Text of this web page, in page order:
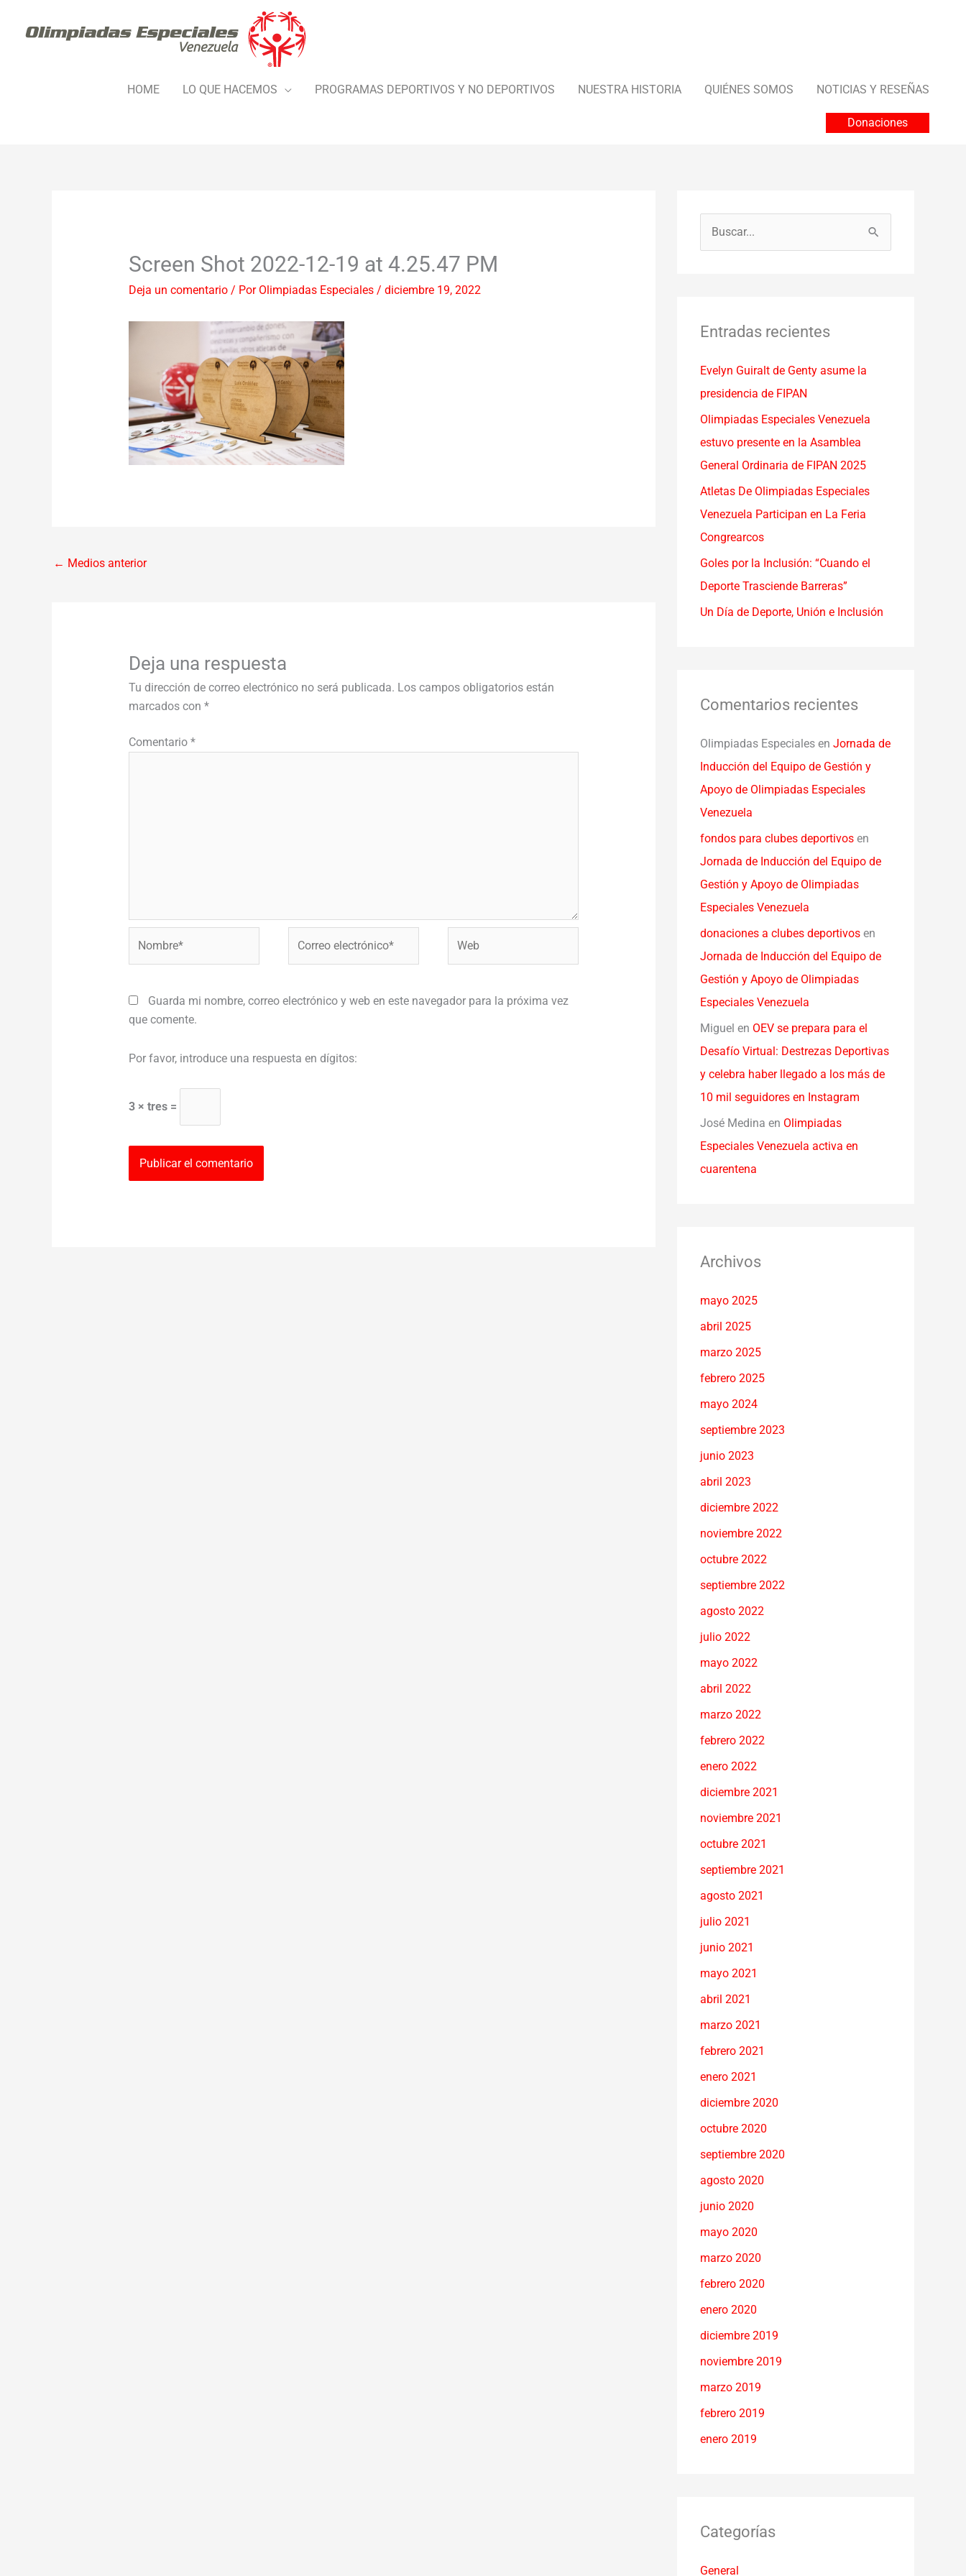
HOME LO QUE HACEMOS PROGRAMAS DEPORTIVOS Y NO DEPORTIVOS NUESTRA HISTORIA QUIÉNES SOMOS NOTICIAS Y RESEÑAS
Donaciones
Screen Shot 2022-12-19 at 4.25.47 PM
Deja un comentario / Por Olimpiadas Especiales / diciembre 19, 2022
← Medios anterior
Deja una respuesta
Tu dirección de correo electrónico no será publicada. Los campos obligatorios están
marcados con *
Comentario *
Guarda mi nombre, correo electrónico y web en este navegador para la próxima vez
que comente.
Por favor, introduce una respuesta en dígitos:
3 × tres =
a
p
o
r
:
Entradas recientes
Evelyn Guiralt de Genty asume la
presidencia de FIPAN
Olimpiadas Especiales Venezuela
estuvo presente en la Asamblea
General Ordinaria de FIPAN 2025
Atletas De Olimpiadas Especiales
Venezuela Participan en La Feria
Congrearcos
Goles por la Inclusión: “Cuando el
Deporte Trasciende Barreras”
Un Día de Deporte, Unión e Inclusión
Comentarios recientes
Olimpiadas Especiales en Jornada de
Inducción del Equipo de Gestión y
Apoyo de Olimpiadas Especiales
Venezuela
fondos para clubes deportivos en
Jornada de Inducción del Equipo de
Gestión y Apoyo de Olimpiadas
Especiales Venezuela
donaciones a clubes deportivos en
Jornada de Inducción del Equipo de
Gestión y Apoyo de Olimpiadas
Especiales Venezuela
Miguel en OEV se prepara para el
Desafío Virtual: Destrezas Deportivas
y celebra haber llegado a los más de
10 mil seguidores en Instagram
José Medina en Olimpiadas
Especiales Venezuela activa en
cuarentena
Archivos
mayo 2025
abril 2025
marzo 2025
febrero 2025
mayo 2024
septiembre 2023
junio 2023
abril 2023
diciembre 2022
noviembre 2022
octubre 2022
septiembre 2022
agosto 2022
julio 2022
mayo 2022
abril 2022
marzo 2022
febrero 2022
enero 2022
diciembre 2021
noviembre 2021
octubre 2021
septiembre 2021
agosto 2021
julio 2021
junio 2021
mayo 2021
abril 2021
marzo 2021
febrero 2021
enero 2021
diciembre 2020
octubre 2020
septiembre 2020
agosto 2020
junio 2020
mayo 2020
marzo 2020
febrero 2020
enero 2020
diciembre 2019
noviembre 2019
marzo 2019
febrero 2019
enero 2019
Categorías
General